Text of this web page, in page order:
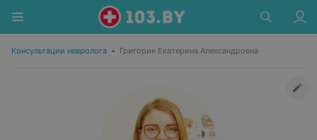
Консультации невролога • Григорик Екатерина Александровна